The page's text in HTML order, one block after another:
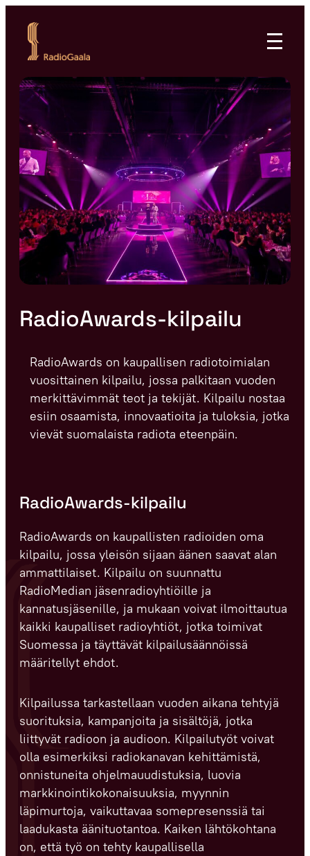
sisältöön
RadioGaala
RadioAwards-kilpailu
RadioAwards on kaupallisen radiotoimialan
vuosittainen kilpailu, jossa palkitaan vuoden
merkittävimmät teot ja tekijät. Kilpailu nostaa
esiin osaamista, innovaatioita ja tuloksia, jotka
vievät suomalaista radiota eteenpäin.
RadioAwards-kilpailu
RadioAwards on kaupallisten radioiden oma
kilpailu, jossa yleisön sijaan äänen saavat alan
ammattilaiset. Kilpailu on suunnattu
RadioMedian jäsenradioyhtiöille ja
kannatusjäsenille, ja mukaan voivat ilmoittautua
kaikki kaupalliset radioyhtiöt, jotka toimivat
Suomessa ja täyttävät kilpailusäännöissä
määritellyt ehdot.
Kilpailussa tarkastellaan vuoden aikana tehtyjä
suorituksia, kampanjoita ja sisältöjä, jotka
liittyvät radioon ja audioon. Kilpailutyöt voivat
olla esimerkiksi radiokanavan kehittämistä,
onnistuneita ohjelmauudistuksia, luovia
markkinointikokonaisuuksia, myynnin
läpimurtoja, vaikuttavaa somepresenssiä tai
laadukasta äänituotantoa. Kaiken lähtökohtana
on, että työ on tehty kaupallisella